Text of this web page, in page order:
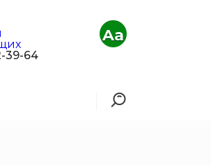
39-64
Aa